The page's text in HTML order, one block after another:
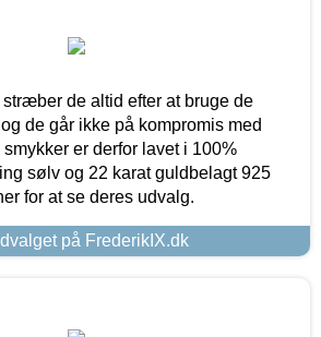
de altid efter at bruge de
de går ikke på kompromis med
er derfor lavet i 100%
sølv og 22 karat guldbelagt 925
for at se deres udvalg.
på FrederikIX.dk